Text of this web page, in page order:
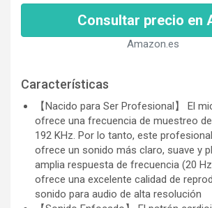
Consultar precio en
Amazon.es
Características
【Nacido para Ser Profesional】 El
ofrece una frecuencia de muestreo
192 KHz. Por lo tanto, este
ofrece un sonido más claro, suave y
amplia respuesta de frecuencia (20
ofrece una excelente calidad de
sonido para audio de alta resolución